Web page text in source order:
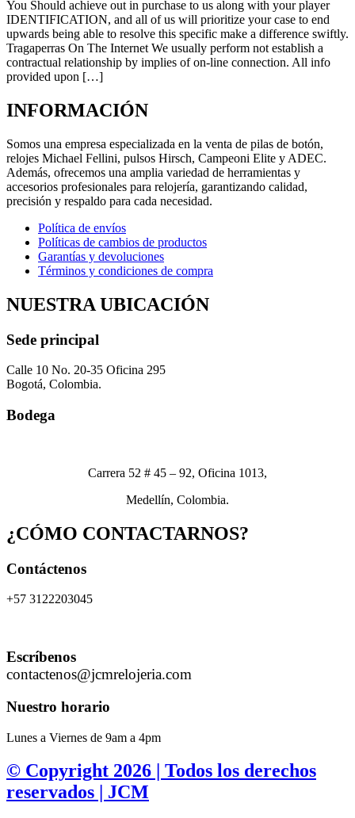
You Should achieve out in purchase to us along with your player
IDENTIFICATION, and all of us will prioritize your case to end
upwards being able to resolve this specific make a difference swiftly.
Tragaperras On The Internet We usually perform not establish a
contractual relationship by implies of on-line connection. All info
provided upon […]
INFORMACIÓN
Somos una empresa especializada en la venta de pilas de botón,
relojes Michael Fellini, pulsos Hirsch, Campeoni Elite y ADEC.
Además, ofrecemos una amplia variedad de herramientas y
accesorios profesionales para relojería, garantizando calidad,
precisión y respaldo para cada necesidad.
Política de envíos
Políticas de cambios de productos
Garantías y devoluciones
Términos y condiciones de compra
NUESTRA UBICACIÓN
Sede principal
Calle 10 No. 20-35 Oficina 295
Bogotá, Colombia.
Bodega
Carrera 52 # 45 – 92, Oficina 1013,
Medellín, Colombia.
¿CÓMO CONTACTARNOS?
Contáctenos
+57 3122203045
Escríbenos
contactenos@jcmrelojeria.com
Nuestro horario
Lunes a Viernes de 9am a 4pm
© Copyright 2026 | Todos los derechos
reservados | JCM